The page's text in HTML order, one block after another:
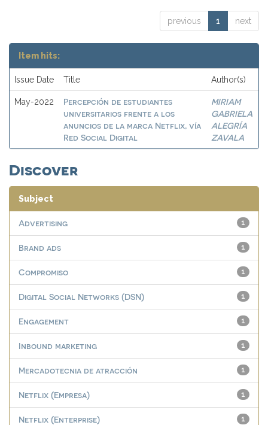
previous 1 next
Item hits:
Issue Date Title Author(s)
May-2022
Percepción de estudiantes
universitarios frente a los
anuncios de la marca Netflix, vía
Red Social Digital
MIRIAM
GABRIELA
ALEGRÍA
ZAVALA
Discover
Subject
1
Advertising
1
Brand ads
1
Compromiso
1
Digital Social Networks (DSN)
1
Engagement
1
Inbound marketing
1
Mercadotecnia de atracción
1
Netflix (Empresa)
1
Netflix (Enterprise)